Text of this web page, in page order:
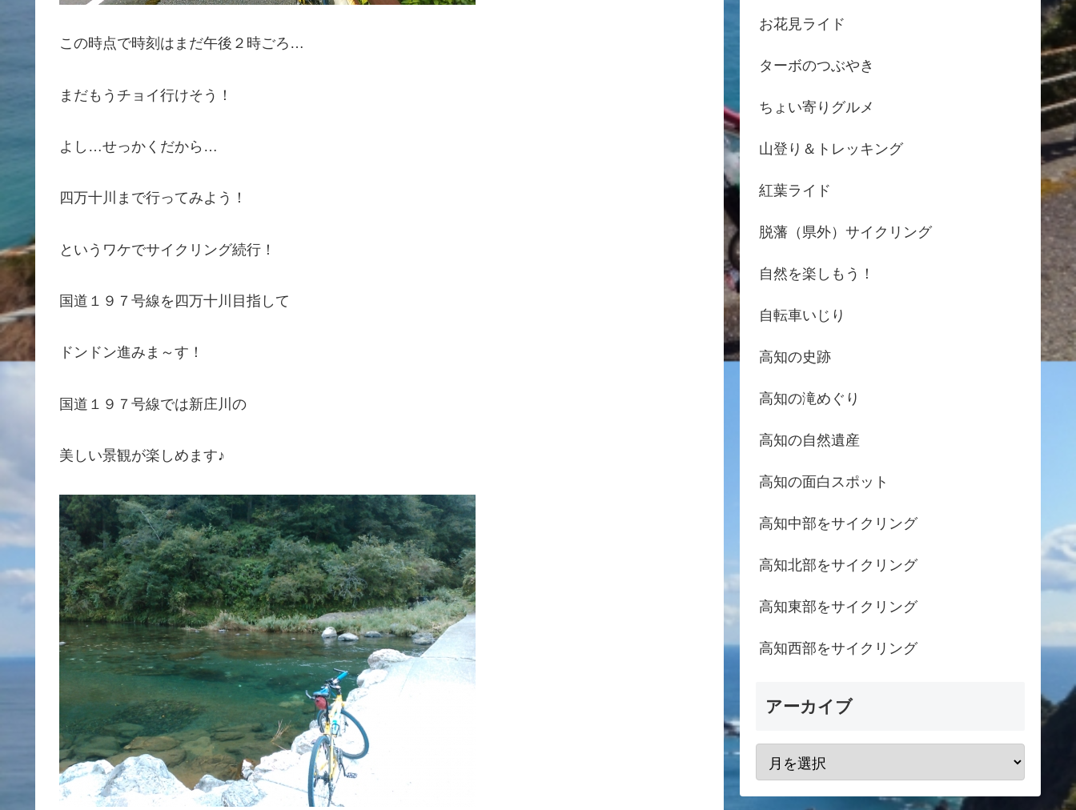
この時点で時刻はまだ午後２時ごろ…
まだもうチョイ行けそう！
よし…せっかくだから…
四万十川まで行ってみよう！
というワケでサイクリング続行！
国道１９７号線を四万十川目指して
ドンドン進みま～す！
国道１９７号線では新庄川の
美しい景観が楽しめます♪
お花見ライド
ターボのつぶやき
ちょい寄りグルメ
山登り＆トレッキング
紅葉ライド
脱藩（県外）サイクリング
自然を楽しもう！
自転車いじり
高知の史跡
高知の滝めぐり
高知の自然遺産
高知の面白スポット
高知中部をサイクリング
高知北部をサイクリング
高知東部をサイクリング
高知西部をサイクリング
アーカイブ